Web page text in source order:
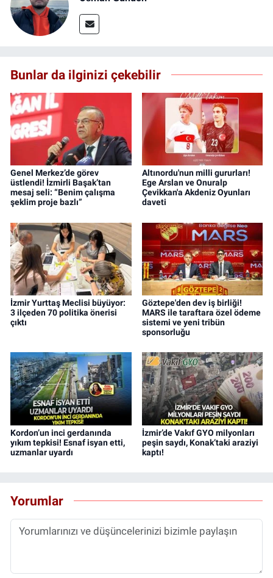
Bunlar da ilginizi çekebilir
Genel Merkez’de görev
üstlendi! İzmirli Başak’tan
mesaj seli: “Benim çalışma
şeklim proje bazlı”
Altınordu'nun milli gururları!
Ege Arslan ve Onuralp
Çevikkan'a Akdeniz Oyunları
daveti
İzmir Yurttaş Meclisi büyüyor:
3 ilçeden 70 politika önerisi
çıktı
Göztepe'den dev iş birliği!
MARS ile taraftara özel ödeme
sistemi ve yeni tribün
sponsorluğu
Kordon’un inci gerdanında
yıkım tepkisi! Esnaf isyan etti,
uzmanlar uyardı
İzmir’de Vakıf GYO milyonları
peşin saydı, Konak’taki araziyi
kaptı!
Yorumlar